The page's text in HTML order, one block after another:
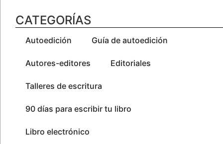
CATEGORÍAS
Autoedición Guía de autoedición
Autores-editores Editoriales
Talleres de escritura
90 días para escribir tu libro
Libro electrónico